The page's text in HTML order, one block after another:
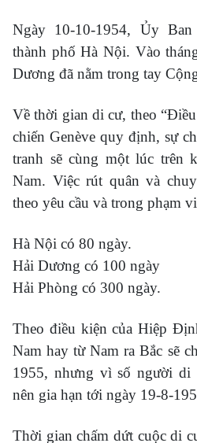
Ngày 10-10-1954, Ủy
thành phố Hà Nội. Vào
Dương đã nằm trong tay
Về thời gian di cư, theo
chiến Genève quy định, sự
tranh sẽ cùng một lúc trên
Nam. Việc rút quân và
theo yêu cầu và trong phạm
Hà Nội có 80 ngày.
Hải Dương có 100 ngày
Hải Phòng có 300 ngày.
Theo điều kiện của Hiệp
Nam hay từ Nam ra Bắc sẽ
1955, nhưng vì số người di
nên gia hạn tới ngày 19-8-
Thời gian chấm dứt cuộc di